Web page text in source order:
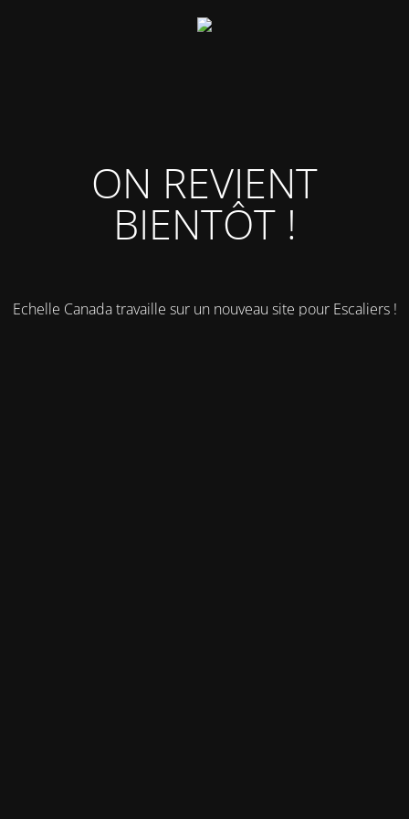
ON REVIENT
BIENTÔT !
Echelle Canada travaille sur un nouveau site pour Escaliers !